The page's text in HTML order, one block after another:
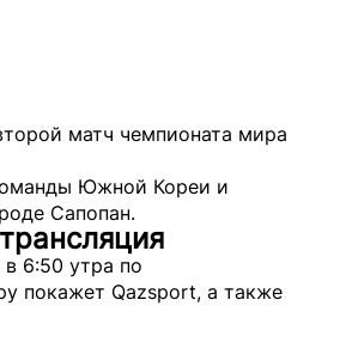
матч чемпионата мира
Южной Кореи и
Сапопан.
6:50 утра по
покажет Qazsport, а также